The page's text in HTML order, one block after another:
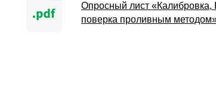
Опросный лист «Калибровка,
поверка проливным